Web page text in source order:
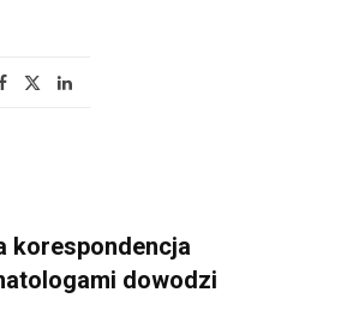
korespondencja
dowodzi